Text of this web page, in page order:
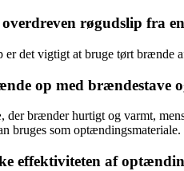
røgudslip fra
er det vigtigt at bruge tørt
op med brændestave
der brænder hurtigt og varmt,
bruges som optændingsmateriale.
effektiviteten af